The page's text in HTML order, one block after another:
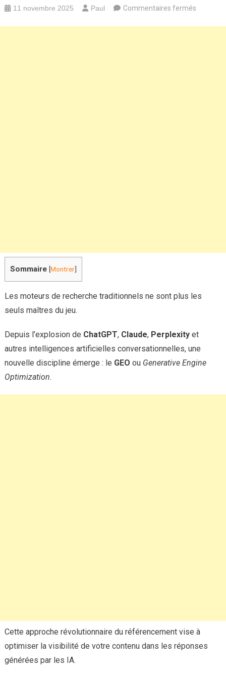
11 novembre 2025 Paul Commentaires ferméssur
Sommaire [Montrer]
Les moteurs de recherche traditionnels ne sont plus les
seuls maîtres du jeu.
Depuis l’explosion de ChatGPT, Claude, Perplexityet
autres intelligences artificielles conversationnelles, une
nouvelle discipline émerge : le GEO ou Generative Engine
Optimization.
Cette approche révolutionnaire du référencement vise à
optimiser la visibilité de votre contenu dans les réponses
générées par les IA.